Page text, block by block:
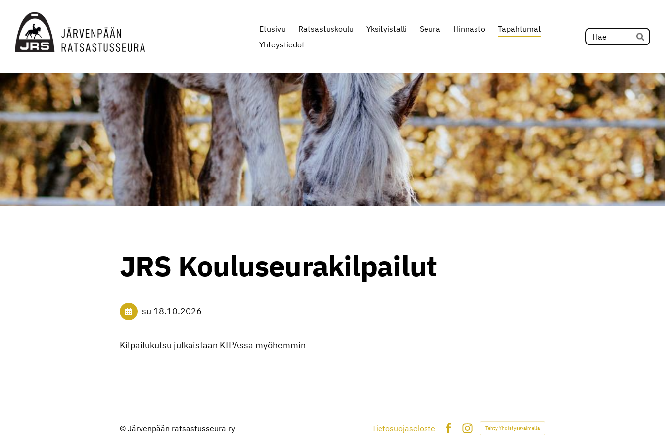
sivun
sisältöön
JRS ry
Etusivu Ratsastuskoulu Yksityistalli Seura Hinnasto
Tapahtumat
Yhteystiedot
Hae
JRS Kouluseurakilpailut
su 18.10.2026
Kilpailukutsu julkaistaan KIPAssa myöhemmin
© Järvenpään ratsastusseura ry
Tietosuojaseloste
Instagram
Tehty Yhdistysavaimella